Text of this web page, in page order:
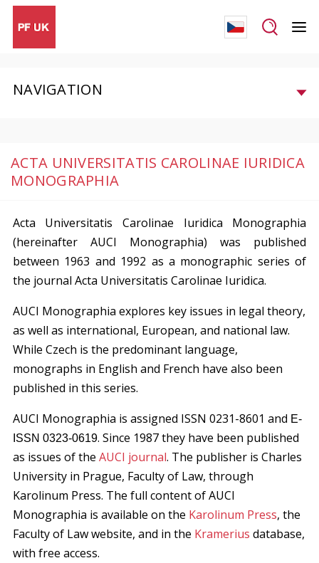
NAVIGATION
ACTA UNIVERSITATIS CAROLINAE IURIDICA
MONOGRAPHIA
Acta Universitatis Carolinae Iuridica Monographia
(hereinafter AUCI Monographia) was published
between 1963 and 1992 as a monographic series of
the journal Acta Universitatis Carolinae Iuridica.
AUCI Monographia explores key issues in legal theory,
as well as international, European, and national law.
While Czech is the predominant language,
monographs in English and French have also been
published in this series.
AUCI Monographia is assigned ISSN 0231-8601 and E-
ISSN 0323-0619. Since 1987 they have been published
as issues of the AUCI journal. The publisher is Charles
University in Prague, Faculty of Law, through
Karolinum Press. The full content of AUCI
Monographia is available on the Karolinum Press, the
Faculty of Law website, and in the Kramerius database,
with free access.